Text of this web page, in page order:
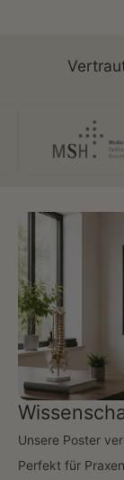
Unsere Poster
Perfekt für